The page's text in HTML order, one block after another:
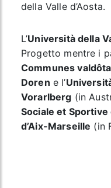
della Valle d’Aosta.
L’Università della
Progetto mentre i
Communes
Doren e l’
Vorarlberg (in
Sociale et
d’Aix-Marseille (in